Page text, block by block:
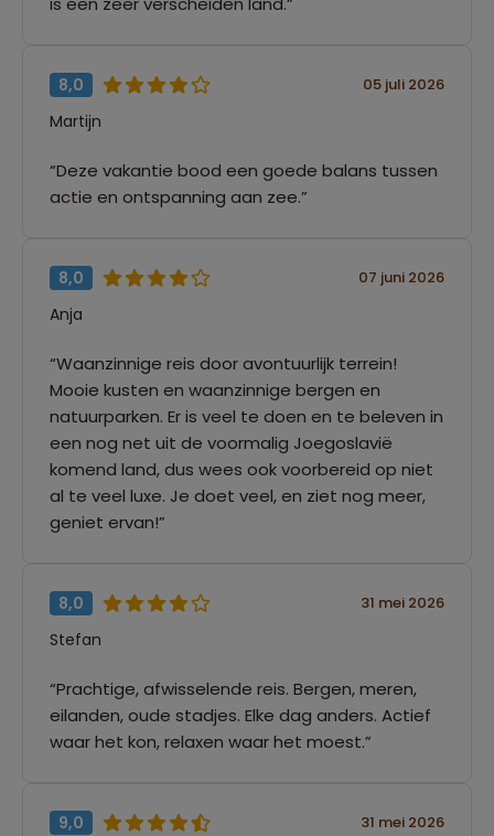
8,0 05 juli 2026
Martijn
“Deze vakantie bood een goede balans tussen
actie en ontspanning aan zee.”
8,0 07 juni 2026
Anja
“Waanzinnige reis door avontuurlijk terrein!
Mooie kusten en waanzinnige bergen en
natuurparken. Er is veel te doen en te beleven in
een nog net uit de voormalig Joegoslavië
komend land, dus wees ook voorbereid op niet
al te veel luxe. Je doet veel, en ziet nog meer,
geniet ervan!”
8,0 31 mei 2026
Stefan
“Prachtige, afwisselende reis. Bergen, meren,
eilanden, oude stadjes. Elke dag anders. Actief
waar het kon, relaxen waar het moest.”
9,0 31 mei 2026